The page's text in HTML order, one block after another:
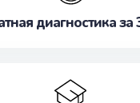
диагностика за